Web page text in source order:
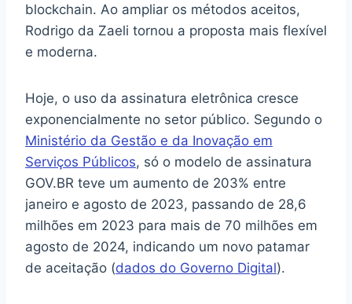
blockchain. Ao ampliar os métodos aceitos,
Rodrigo da Zaeli tornou a proposta mais flexível
e moderna.
Hoje, o uso da assinatura eletrônica cresce
exponencialmente no setor público. Segundo o
Ministério da Gestão e da Inovação em
Serviços Públicos, só o modelo de assinatura
GOV.BR teve um aumento de 203% entre
janeiro e agosto de 2023, passando de 28,6
milhões em 2023 para mais de 70 milhões em
agosto de 2024, indicando um novo patamar
de aceitação (dados do Governo Digital).